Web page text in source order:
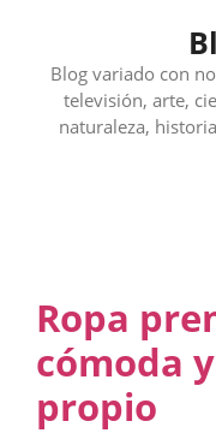
contenidoBlog variado con
televisión, arte,
naturaleza,
Ropa
cómoda
propio